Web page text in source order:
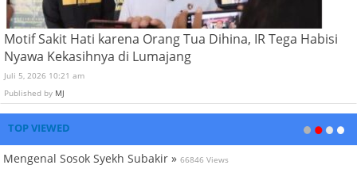
Motif Sakit Hati karena Orang Tua Dihina, IR Tega Habisi
Nyawa Kekasihnya di Lumajang
Juli 5, 2026 10:21 am
Published by MJ
TOP VIEWED
Mengenal Sosok Syekh Subakir » 66846 Views